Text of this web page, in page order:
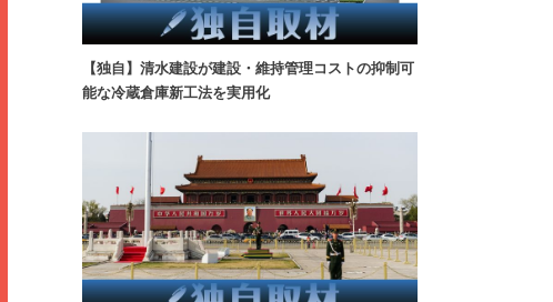
【独自】清水建設が建設・維持管理コストの抑制可
能な冷蔵倉庫新工法を実用化